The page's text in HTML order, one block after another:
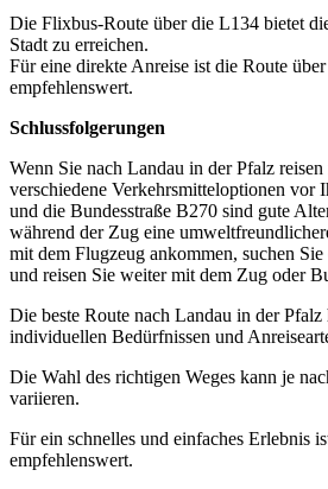
Die Flixbus-Route über die L134 bietet
Stadt zu erreichen.
Für eine direkte Anreise ist die Route
empfehlenswert.
Schlussfolgerungen
Wenn Sie nach Landau in der Pfalz
verschiedene Verkehrsmitteloptionen vor
und die Bundesstraße B270 sind gute
während der Zug eine
mit dem Flugzeug ankommen, suchen
und reisen Sie weiter mit dem Zug oder
Die beste Route nach Landau in der
individuellen Bedürfnissen und
Die Wahl des richtigen Weges kann je
variieren.
Für ein schnelles und einfaches Erlebnis
empfehlenswert.